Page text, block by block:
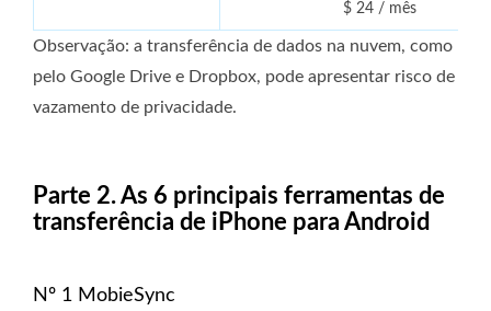
$ 24 / mês
Observação: a transferência de dados na nuvem, como
pelo Google Drive e Dropbox, pode apresentar risco de
vazamento de privacidade.
Parte 2. As 6 principais ferramentas de
transferência de iPhone para Android
Nº 1 MobieSync